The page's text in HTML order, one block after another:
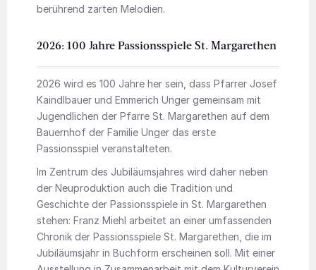
berührend zarten Melodien.
2026: 100 Jahre Passionsspiele St. Margarethen
2026 wird es 100 Jahre her sein, dass Pfarrer Josef
Kaindlbauer und Emmerich Unger gemeinsam mit
Jugendlichen der Pfarre St. Margarethen auf dem
Bauernhof der Familie Unger das erste
Passionsspiel veranstalteten.
Im Zentrum des Jubiläumsjahres wird daher neben
der Neuproduktion auch die Tradition und
Geschichte der Passionsspiele in St. Margarethen
stehen: Franz Miehl arbeitet an einer umfassenden
Chronik der Passionsspiele St. Margarethen, die im
Jubiläumsjahr in Buchform erscheinen soll. Mit einer